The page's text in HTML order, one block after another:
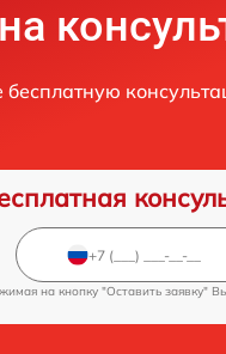
бесплатную
на кнопку "Оставить заявку"